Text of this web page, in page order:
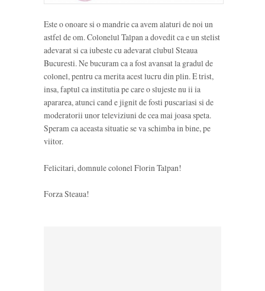
Este o onoare si o mandrie ca avem alaturi de noi un
astfel de om. Colonelul Talpan a dovedit ca e un stelist
adevarat si ca iubeste cu adevarat clubul Steaua
Bucuresti. Ne bucuram ca a fost avansat la gradul de
colonel, pentru ca merita acest lucru din plin. E trist,
insa, faptul ca institutia pe care o slujeste nu ii ia
apararea, atunci cand e jignit de fosti puscariasi si de
moderatorii unor televiziuni de cea mai joasa speta.
Speram ca aceasta situatie se va schimba in bine, pe
viitor.
Felicitari, domnule colonel Florin Talpan!
Forza Steaua!